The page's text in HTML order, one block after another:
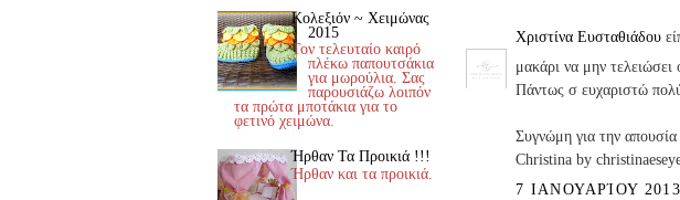
Κολεξιόν ~ Χειμώνας
2015
Τον τελευταίο καιρό
πλέκω παπουτσάκια
για μωρούλια. Σας
παρουσιάζω λοιπόν
τα πρώτα μποτάκια για το
φετινό χειμώνα.
Ήρθαν Τα Προικιά !!!
Ήρθαν και τα προικιά.
Χριστίνα Ευσταθιάδου
μακάρι να μην
Πάντως σ ευχαριστώ
Συγνώμη για την απουσία
Christina by
7 ΙΑΝΟΥΑΡΊΟΥ